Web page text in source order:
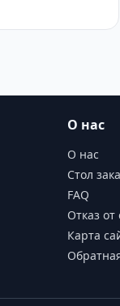
О нас
О нас
Стол
FAQ
Отказ от
Карта